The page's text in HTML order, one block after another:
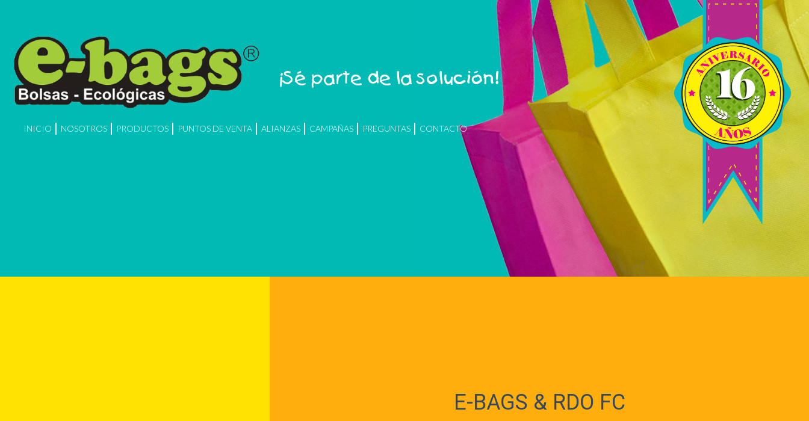
¡Sé parte de la solución!
INICIO NOSOTROS PRODUCTOS PUNTOS DE VENTA ALIANZAS CAMPAÑAS PREGUNTAS CONTACTO
E-BAGS & RDO FC